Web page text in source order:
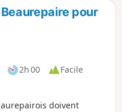
pour
2h 00
Facile
doivent